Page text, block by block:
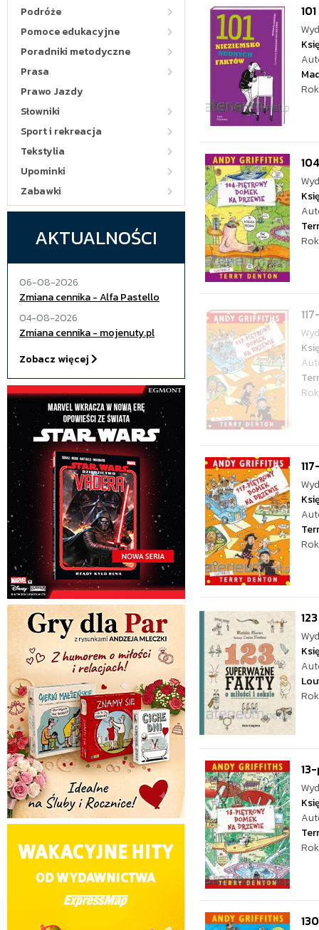
Podróże
Pomoce edukacyjne
Poradniki metodyczne
Prasa
Prawo Jazdy
Słowniki
Sport i rekreacja
Tekstylia
Upominki
Zabawki
AKTUALNOŚCI
06-08-2026
Zmiana cennika - Alfa Pastello
04-08-2026
Zmiana cennika - mojenuty.pl
Zobacz więcej